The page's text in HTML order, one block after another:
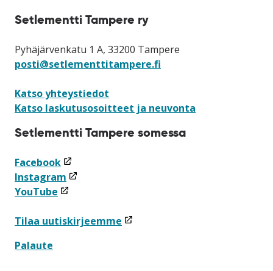
Setlementti Tampere ry
Pyhäjärvenkatu 1 A, 33200 Tampere
posti@setlementtitampere.fi
Katso yhteystiedot
Katso laskutusosoitteet ja neuvonta
Setlementti Tampere somessa
Facebook(linkki
avataan
uuteen
Instagram (linkki
avataan
ikkunaan)
YouTube (linkki
uuteen
Tilaa uutiskirjeemme (linkki
Palaute